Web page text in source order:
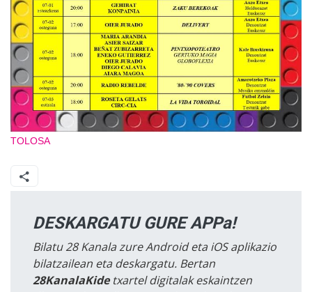
TOLOSA
DESKARGATU GURE APPa!
Bilatu 28 Kanala zure Android eta iOS aplikazio
bilatzailean eta deskargatu. Bertan
28KanalaKidetxartel digitalak eskaintzen